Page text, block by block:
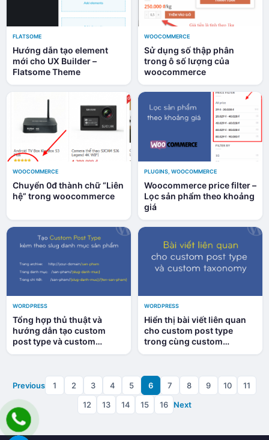
FLATSOME
Hướng dẫn tạo element
mới cho UX Builder –
Flatsome Theme
WOOCOMMERCE
Sử dụng số thập phân
trong ô số lượng của
woocommerce
WOOCOMMERCE
Chuyển 0đ thành chữ “Liên
hệ” trong woocommerce
PLUGINS WOOCOMMERCE
Woocommerce price filter –
Lọc sản phẩm theo khoảng
giá
WORDPRESS
Tổng hợp thủ thuật và
hướng dẫn tạo custom
post type và custom
taxonomy
WORDPRESS
Hiển thị bài viết liên quan
cho custom post type
trong cùng custom
taxonomy
Previous 1 2 3 4 5 6 7 8 9 10
11
12
13 14 15 16 Next